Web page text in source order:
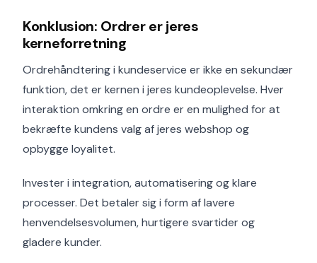
Konklusion: Ordrer er jeres
kerneforretning
Ordrehåndtering i kundeservice er ikke en sekundær
funktion, det er kernen i jeres kundeoplevelse. Hver
interaktion omkring en ordre er en mulighed for at
bekræfte kundens valg af jeres webshop og
opbygge loyalitet.
Invester i integration, automatisering og klare
processer. Det betaler sig i form af lavere
henvendelsesvolumen, hurtigere svartider og
gladere kunder.